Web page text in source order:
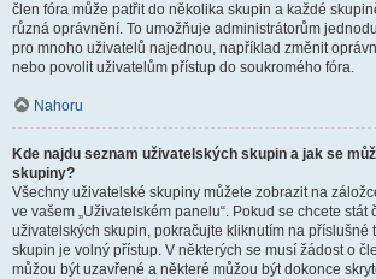
člen fóra může patřit do několika skupin a každé
různá oprávnění. To umožňuje administrátorům
pro mnoho uživatelů najednou, například změnit
nebo povolit uživatelům přístup do soukromého fóra.
Nahoru
Kde najdu seznam uživatelských skupin a jak se
skupiny?
Všechny uživatelské skupiny můžete zobrazit na
ve vašem „Uživatelském panelu“. Pokud se chcete stát
uživatelských skupin, pokračujte kliknutím na příslušné
skupin je volný přístup. V některých se musí žádost o
můžou být uzavřené a některé můžou být dokonce